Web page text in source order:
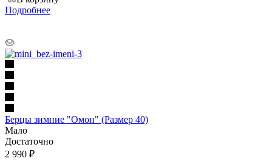
Подробнее
Берцы зимние "Омон" (Размер 40)
Мало
Достаточно
2 990 ₽